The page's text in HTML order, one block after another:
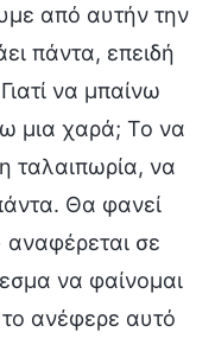
από αυτήν την
πάντα, επειδή
να μπαίνω
μια χαρά; Το να
ταλαιπωρία, να
Θα φανεί
αναφέρεται σε
να φαίνομαι
ανέφερε αυτό